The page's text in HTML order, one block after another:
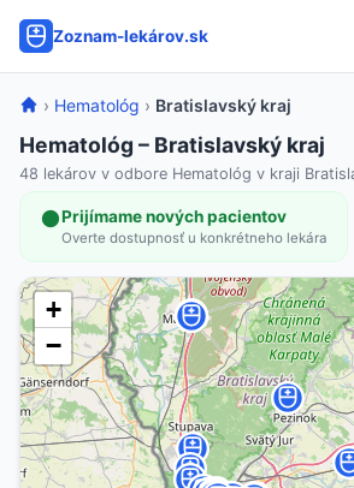
Zoznam-lekárov.sk
› Hematológ › Bratislavský kraj
Hematológ – Bratislavský kraj
48 lekárov v odbore Hematológ v kraji
Prijímame nových pacientov
Overte dostupnosť u konkrétneho lekára
+
−